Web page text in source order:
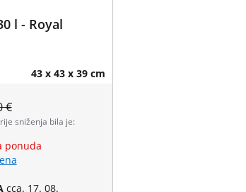
l - Royal
43 x 43 x 39 cm
€
sniženja bila je:
ponuda
cca. 17. 08.